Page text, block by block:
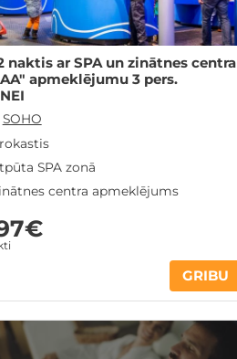
naktis ar SPA un zinātnes centra
apmeklējumu 3 pers.
SOHO
SPA zonā
centra apmeklējums
GRIBU
atpūtas piedāvājumi:
REZERVĀCIJAinternetā